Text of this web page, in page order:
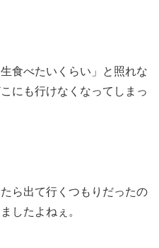
食べたいくらい」と照れな
にも行けなくなってしまっ
ら出て行くつもりだったの
したよねぇ。